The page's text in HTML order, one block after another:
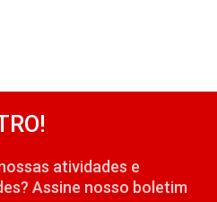
atividades e
Assine nosso boletim